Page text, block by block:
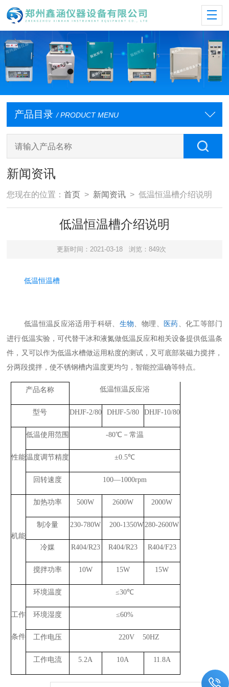
产品目录 / PRODUCT MENU
新闻资讯
您现在的位置：首页 > 新闻资讯 > 低温恒温槽介绍说明
低温恒温槽介绍说明
更新时间：2021-03-18 浏览：849次
低温恒温槽
低温恒温反应浴适用于科研、 生物、物理、 医药、化工等部门
进行低温实验，可代替干冰和液氮做低温反应和相关设备提供低温条
件，又可以作为低温水槽做运用粘度的测试，又可底部装磁力搅拌，
分两段搅拌，使不锈钢槽内温度更均匀，智能控温确等特点。
产品名称 低温恒温反应浴
型号 DHJF-2/80 DHJF-5/80 DHJF-10/80
性能
低温使用范围 -80℃－常温
温度调节精度 ±0.5℃
回转速度 100—1000rpm
机能
加热功率 500W 2600W 2000W
制冷量 230-780W 200-1350W 280-2600W
冷媒 R404/R23 R404/R23 R404/F23
搅拌功率 10W 15W 15W
工作
条件
环境温度 ≤30℃
环境湿度 ≤60%
工作电压 220V    50HZ
工作电流 5.2A 10A 11.8A